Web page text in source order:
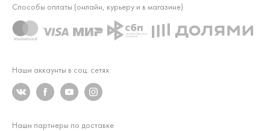
Наши аккаунты в соц. сетях
Способы оплаты (онлайн, курьеру и в магазине)
Наши партнеры по доставке